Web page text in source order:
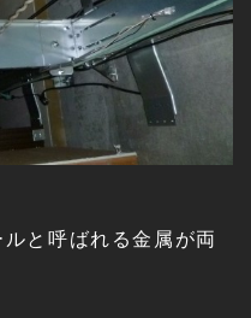
と呼ばれる金属が両